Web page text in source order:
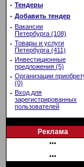
· Тендеры
· Добавить тендер
· Вакансии
Петербурга (108)
· Товары и услуги
Петербурга (411)
· Инвестиционные
предложения (5)
· Организации
(0)
· Вход для
зарегистрированных
пользователей
Реклама
•••
•••